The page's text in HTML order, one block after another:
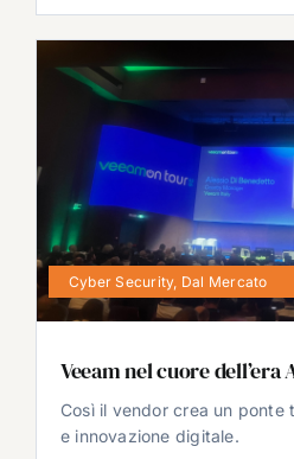
Cyber Security, Dal Mercato
Veeam nel cuore dell’era
Così il vendor crea un ponte
e innovazione digitale.